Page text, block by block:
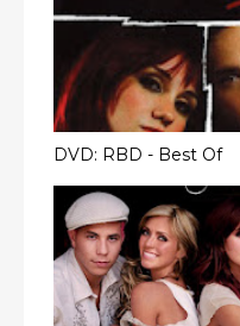
DVD: RBD - Best Of